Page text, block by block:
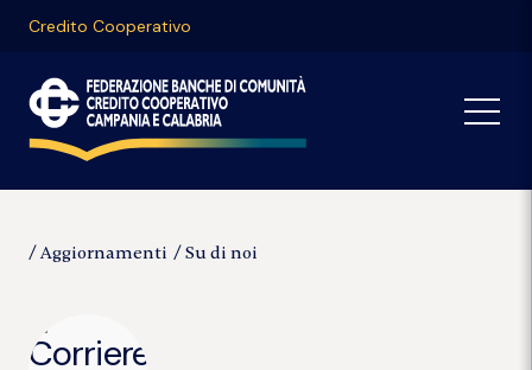
Credito Cooperativo
Aggiornamenti Su di noi